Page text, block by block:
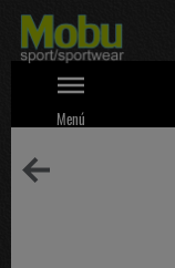
Menú